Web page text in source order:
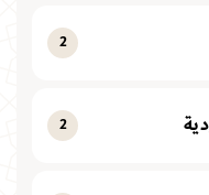
2
2